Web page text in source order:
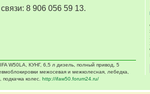
8 906 056 59 13.
W50LA, КУНГ, 6,5 л дизель, полный привод, 5
межосевая и межколесная, лебедка,
колес. http://ifaw50.forum24.ru/